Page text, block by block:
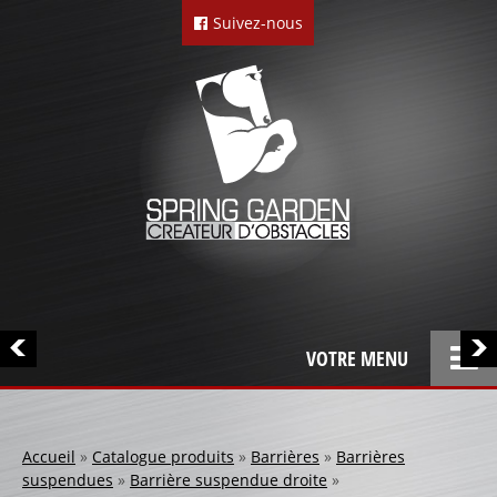
Suivez-nous
VOTRE MENU
LOCATION
Accueil » Catalogue produits » Barrières » Barrières
suspendues » Barrière suspendue droite »